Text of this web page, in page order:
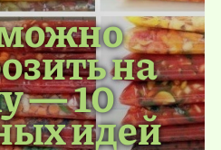
на
— 10
идей